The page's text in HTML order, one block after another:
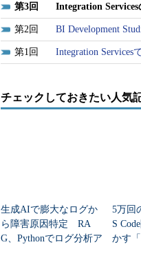
3 Integration
2 BI Development
1 Integration Services
チェックしておきたい人気
生成AIで膨大なログか
ら障害原因特定 RA
G、Pythonでログ分析ア
5万回
S
かす